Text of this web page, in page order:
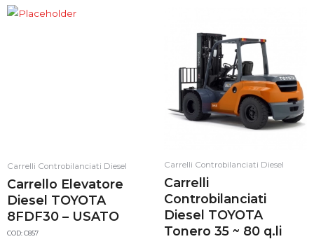
Carrelli Controbilanciati Diesel
Carrello Elevatore
Diesel TOYOTA
8FDF30 – USATO
COD: C857
Carrelli Controbilanciati Diesel
Carrelli
Controbilanciati
Diesel TOYOTA
Tonero 35 ~ 80 q.li